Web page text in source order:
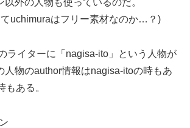
以外の人物も使っているのだ。
uchimuraはフリー素材なのか…？)
ライターに「nagisa-ito」という人物が
人物のauthor情報はnagisa-itoの時もあ
もある。